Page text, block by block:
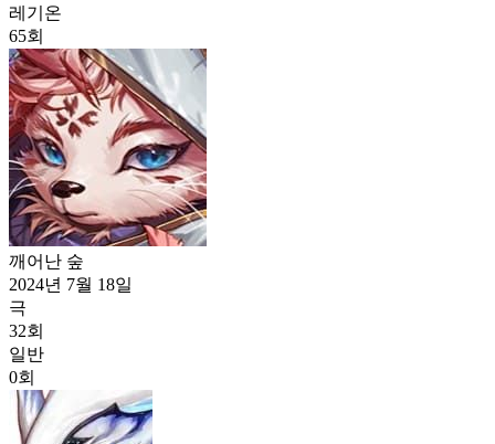
레기온
65회
깨어난 숲
2024년 7월 18일
극
32회
일반
0회